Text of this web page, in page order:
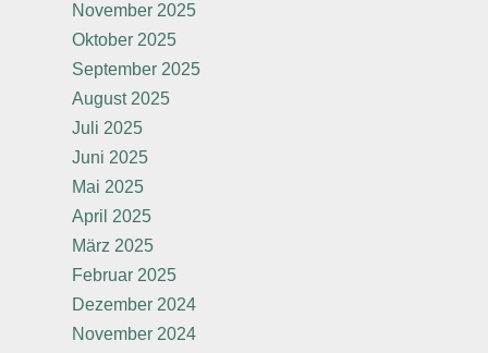
November 2025
Oktober 2025
September 2025
August 2025
Juli 2025
Juni 2025
Mai 2025
April 2025
März 2025
Februar 2025
Dezember 2024
November 2024